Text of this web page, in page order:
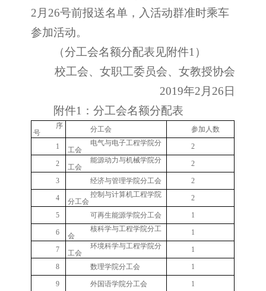
2月26号前报送名单，入活动群准时乘车
参加活动。
（分工会名额分配表见附件1）
校工会、女职工委员会、女教授协会
2019年2月26日
附件1：分工会名额分配表
序
号
分工会 参加人数
1
电气与电子工程学院分
工会
2
2
能源动力与机械学院分
工会
2
3 经济与管理学院分工会 2
4
控制与计算机工程学院
分工会
2
5 可再生能源学院分工会 1
6
核科学与工程学院分工
会
1
7
环境科学与工程学院分
工会
1
8 数理学院分工会 1
9 外国语学院分工会 1